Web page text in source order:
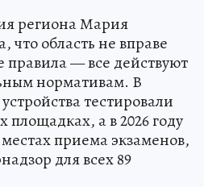
региона Мария
область не вправе
правила — все действуют
нормативам. В
тестировали
площадках, а в 2026 году
местах приема экзаменов,
для всех 89